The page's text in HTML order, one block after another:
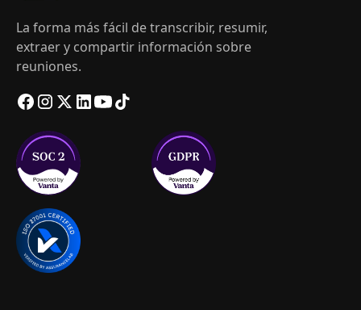
La forma más fácil de transcribir, resumir,
extraer y compartir información sobre
reuniones.